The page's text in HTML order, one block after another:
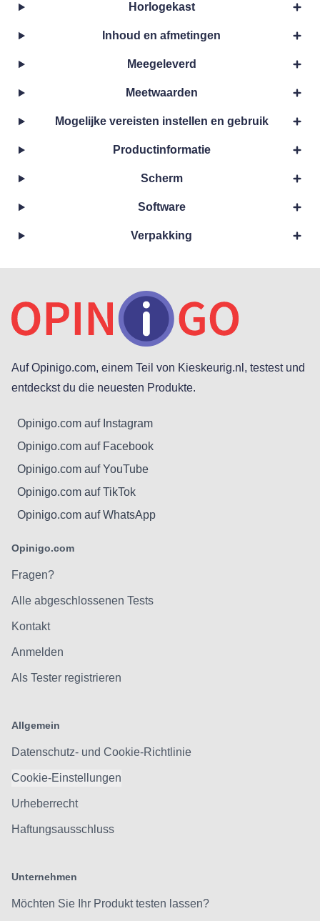
Horlogekast
Inhoud en afmetingen
Meegeleverd
Meetwaarden
Mogelijke vereisten instellen en gebruik
Productinformatie
Scherm
Software
Verpakking
Auf Opinigo.com, einem Teil von Kieskeurig.nl, testest und
entdeckst du die neuesten Produkte.
Opinigo.com auf Instagram
Opinigo.com auf Facebook
Opinigo.com auf YouTube
Opinigo.com auf TikTok
Opinigo.com auf WhatsApp
Opinigo.com
Fragen?
Alle abgeschlossenen Tests
Kontakt
Anmelden
Als Tester registrieren
Allgemein
Datenschutz- und Cookie-Richtlinie
Cookie-Einstellungen
Urheberrecht
Haftungsausschluss
Unternehmen
Möchten Sie Ihr Produkt testen lassen?